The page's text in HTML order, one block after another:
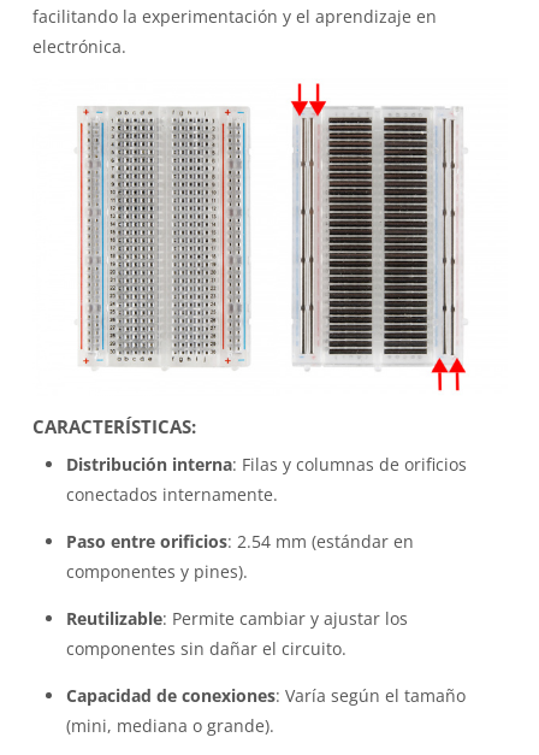
facilitando la experimentación y el aprendizaje en
electrónica.
CARACTERÍSTICAS:
Distribución interna: Filas y columnas de orificios
conectados internamente.
Paso entre orificios: 2.54 mm (estándar en
componentes y pines).
Reutilizable: Permite cambiar y ajustar los
componentes sin dañar el circuito.
Capacidad de conexiones: Varía según el tamaño
(mini, mediana o grande).